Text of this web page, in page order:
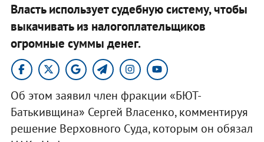
Власть использует судебную систему, чтобы
выкачивать из налогоплательщиков
огромные суммы денег.
Об этом заявил член фракции «БЮТ-
Батькивщина» Сергей Власенко, комментируя
решение Верховного Суда, которым он обязал